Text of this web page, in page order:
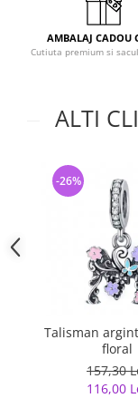
AMBALAJ CADOU
Cutiuta premium si
ALTI
Talisman
floral
157,30
116,00
-26%